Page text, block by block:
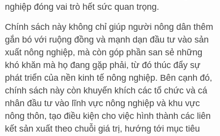
nghiệp đóng vai trò hết sức quan trọng.
Chính sách này không chỉ giúp người nông dân thêm
gắn bó với ruộng đồng và mạnh dạn đầu tư vào sản
xuất nông nghiệp, mà còn góp phần san sẻ những
khó khăn mà họ đang gặp phải, từ đó thúc đẩy sự
phát triển của nền kinh tế nông nghiệp. Bên cạnh đó,
chính sách này còn khuyến khích các tổ chức và cá
nhân đầu tư vào lĩnh vực nông nghiệp và khu vực
nông thôn, tạo điều kiện cho việc hình thành các liên
kết sản xuất theo chuỗi giá trị, hướng tới mục tiêu